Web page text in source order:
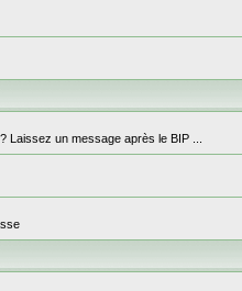
un message après le BIP ...